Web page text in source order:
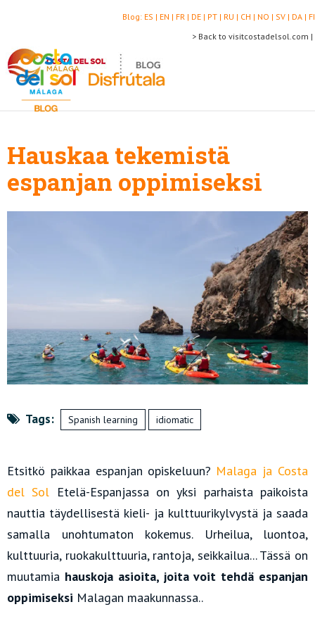
FI
DA |
SV |
NO |
CH |
RU |
PT |
DE |
FR |
EN |
ES |
Blog:
> Back to visitcostadelsol.com |
Hauskaa tekemistä
espanjan oppimiseksi
Tags: Spanish learning idiomatic
Etsitkö paikkaa espanjan opiskeluun? Malaga ja Costa
del Sol Etelä-Espanjassa on yksi parhaista paikoista
nauttia täydellisestä kieli- ja kulttuurikylvystä ja saada
samalla unohtumaton kokemus. Urheilua, luontoa,
kulttuuria, ruokakulttuuria, rantoja, seikkailua... Tässä on
muutamia hauskoja asioita, joita voit tehdä espanjan
oppimiseksi Malagan maakunnassa..